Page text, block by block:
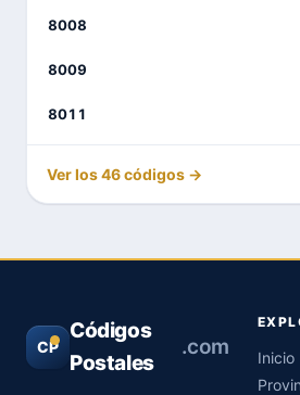
8008
8009
8011
Ver los 46 códigos →
CP
Códigos
Postales
.com
Inicio